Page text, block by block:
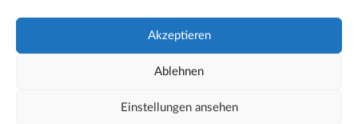
Akzeptieren
Ablehnen
Einstellungen ansehen
Impressum
Teilnahmebedingungen
Cookie-Richtlinie (EU)